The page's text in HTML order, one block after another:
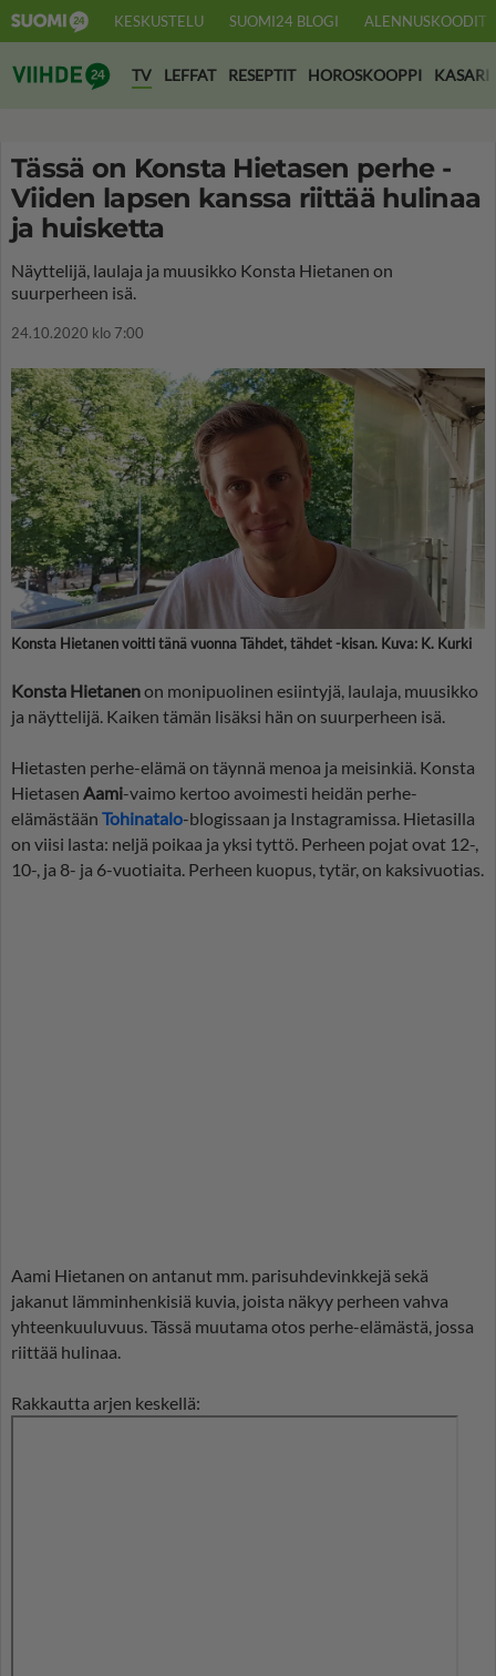
KESKUSTELU SUOMI24 BLOGI ALENNUSKOODIT
Suomi24 Viihde
TV LEFFAT RESEPTIT HOROSKOOPPI KASARI
Tässä on Konsta Hietasen perhe -
Viiden lapsen kanssa riittää hulinaa
ja huisketta
Näyttelijä, laulaja ja muusikko Konsta Hietanen on
suurperheen isä.
24.10.2020 klo 7:00
Konsta Hietanen voitti tänä vuonna Tähdet, tähdet -kisan. Kuva: K. Kurki
Konsta Hietanenon monipuolinen esiintyjä, laulaja, muusikko
ja näyttelijä. Kaiken tämän lisäksi hän on suurperheen isä.
Hietasten perhe-elämä on täynnä menoa ja meisinkiä. Konsta
Hietasen Aami-vaimo kertoo avoimesti heidän perhe-
elämästään Tohinatalo-blogissaan ja Instagramissa. Hietasilla
on viisi lasta: neljä poikaa ja yksi tyttö. Perheen pojat ovat 12-,
10-, ja 8- ja 6-vuotiaita. Perheen kuopus, tytär, on kaksivuotias.
Aami Hietanen on antanut mm. parisuhdevinkkejä sekä
jakanut lämminhenkisiä kuvia, joista näkyy perheen vahva
yhteenkuuluvuus. Tässä muutama otos perhe-elämästä, jossa
riittää hulinaa.
Rakkautta arjen keskellä: